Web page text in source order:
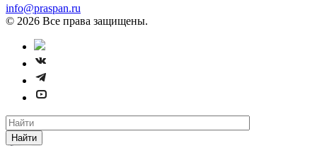
info@praspan.ru
© 2026 Все права защищены.
Найти